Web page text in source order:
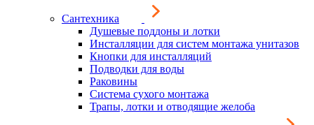
Сантехника
Душевые поддоны и лотки
Инсталляции для систем монтажа унитазов
Кнопки для инсталляций
Подводки для воды
Раковины
Система сухого монтажа
Трапы, лотки и отводящие желоба